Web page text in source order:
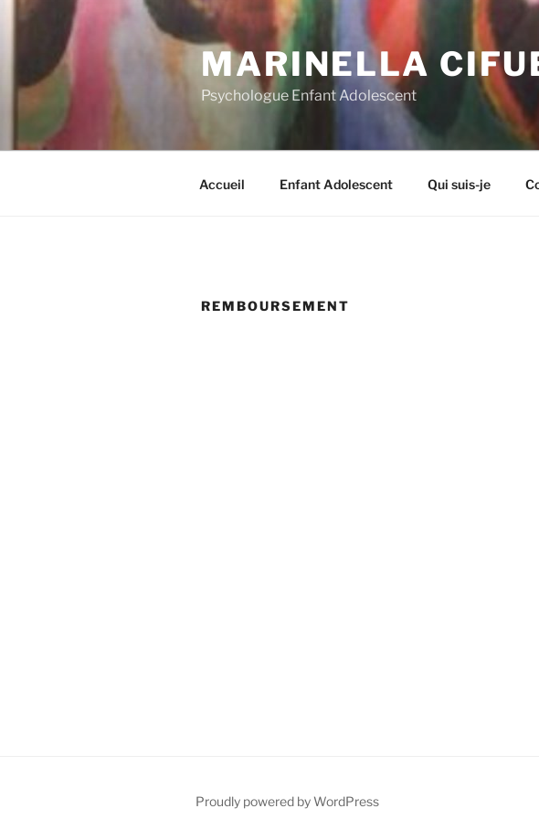
Skip
MARINELLA
Psychologue Enfant Adolescent
Accueil Enfant Adolescent Qui suis-je
REMBOURSEMENT
Proudly powered by WordPress